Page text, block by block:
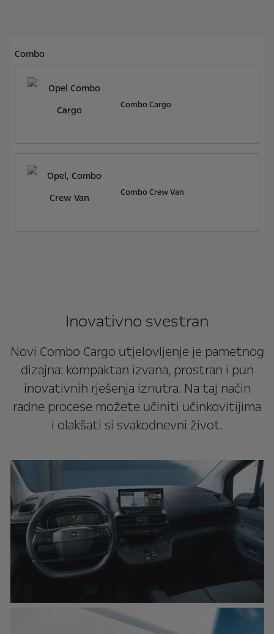
Combo
Combo Cargo
Combo Crew Van
Inovativno svestran
Novi Combo Cargo utjelovljenje je pametnog
dizajna: kompaktan izvana, prostran i pun
inovativnih rješenja iznutra. Na taj način
radne procese možete učiniti učinkovitijima
i olakšati si svakodnevni život.